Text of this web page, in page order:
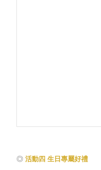
◎ 活動四 生日專屬好禮